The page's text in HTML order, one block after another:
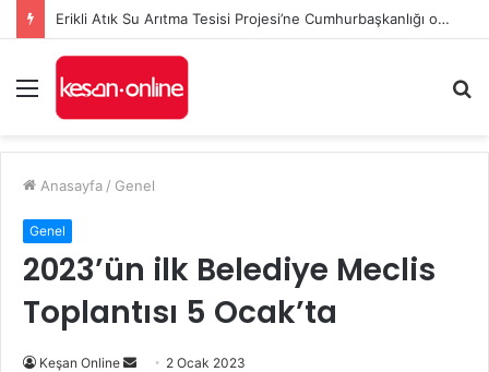
Erikli Atık Su Arıtma Tesisi Projesi’ne Cumhurbaşkanlığı onayı
Menü
...
Anasayfa / Genel
Genel
2023’ün ilk Belediye Meclis
Toplantısı 5 Ocak’ta
Keşan Online
Bir
2 Ocak 2023